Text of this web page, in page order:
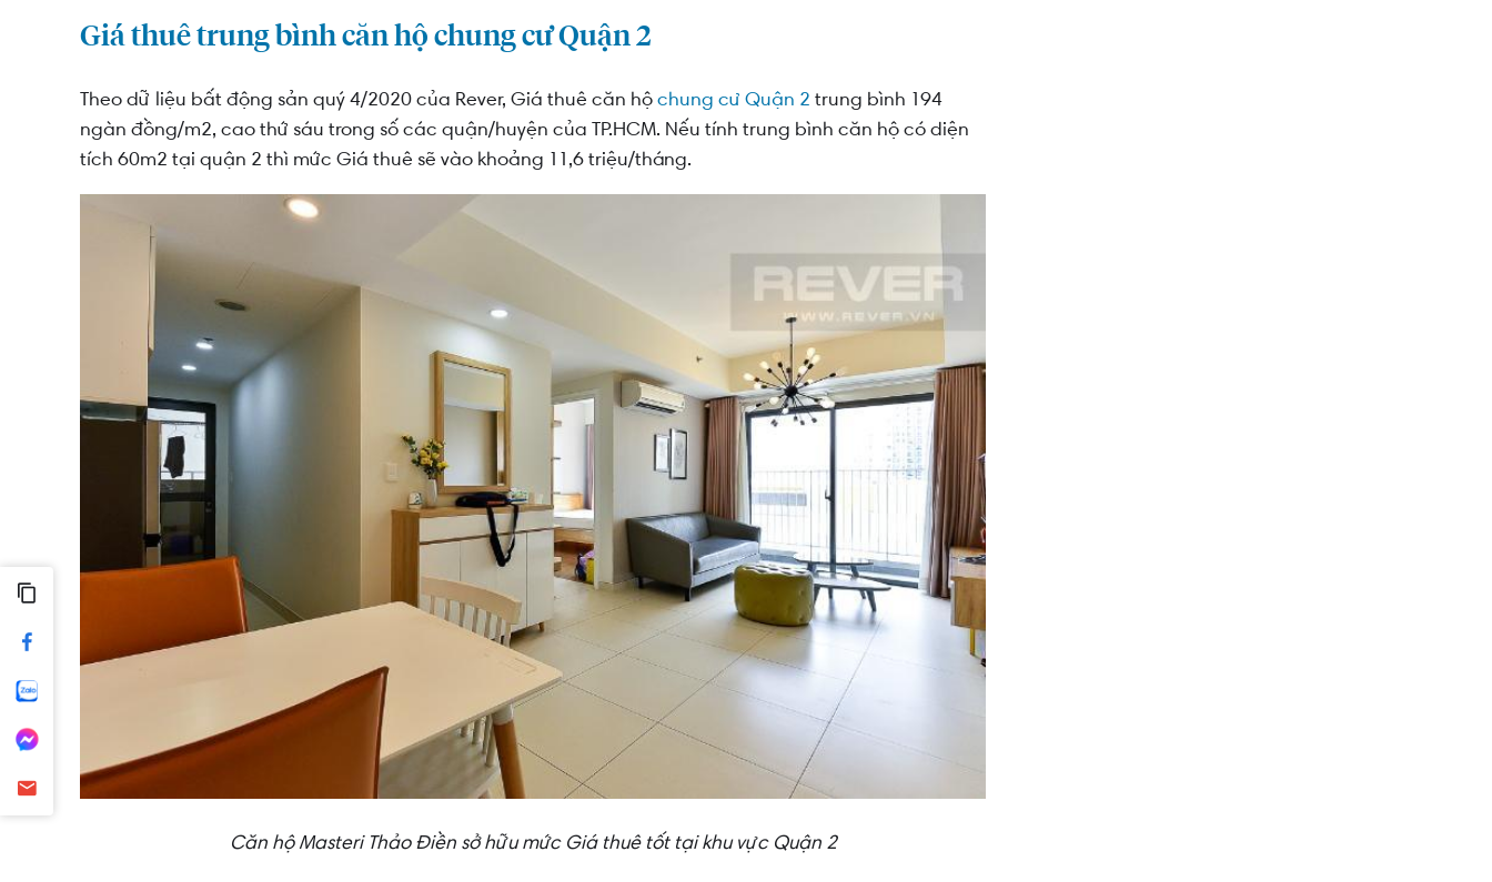
Giá thuê trung bình căn hộ chung cư Quận 2
Theo dữ liệu bất động sản quý 4/2020 của Rever, Giá thuê căn hộchung cư Quận 2 trung bình 194
ngàn đồng/m2, cao thứ sáu trong số các quận/huyện của TP.HCM. Nếu tính trung bình căn hộ có diện
tích 60m2 tại quận 2 thì mức Giá thuê sẽ vào khoảng 11,6 triệu/tháng.
Căn hộ Masteri Thảo Điền sở hữu mức Giá thuê tốt tại khu vực Quận 2